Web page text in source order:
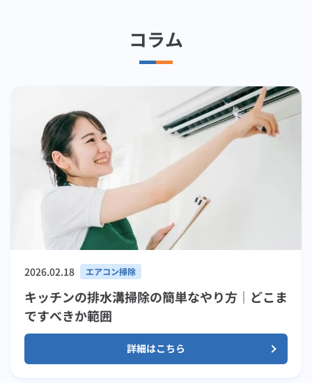
コラム
2026.02.18 エアコン掃除
キッチンの排水溝掃除の簡単なやり方｜どこま
ですべきか範囲
詳細はこちら